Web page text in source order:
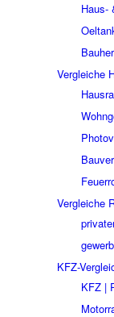
Haus-
Vergleiche
Vergleiche
KFZ-
KFZ |